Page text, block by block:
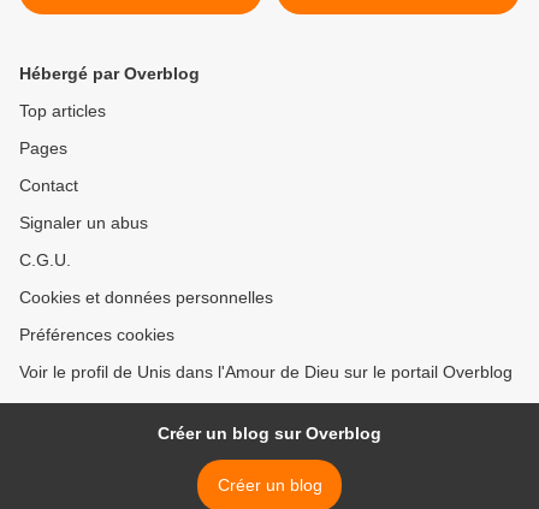
Hébergé par Overblog
Top articles
Pages
Contact
Signaler un abus
C.G.U.
Cookies et données personnelles
Préférences cookies
Voir le profil de Unis dans l'Amour de Dieu sur le portail Overblog
Créer un blog sur Overblog
Créer un blog